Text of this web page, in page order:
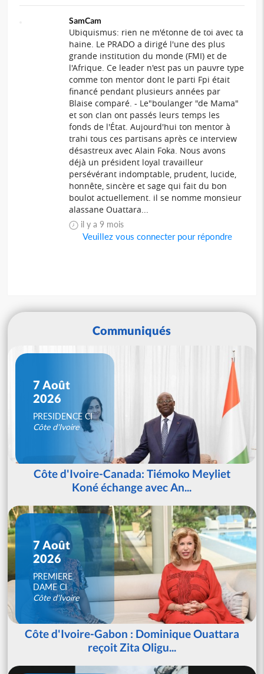
SamCam
Ubiquismus: rien ne m'étonne de toi avec ta
haine. Le PRADO a dirigé l'une des plus
grande institution du monde (FMI) et de
l'Afrique. Ce leader n'est pas un pauvre type
comme ton mentor dont le parti Fpi était
financé pendant plusieurs années par
Blaise comparé. - Le"boulanger "de Mama"
et son clan ont passés leurs temps les
fonds de l'État. Aujourd'hui ton mentor à
trahi tous ces partisans après ce interview
désastreux avec Alain Foka. Nous avons
déjà un président loyal travailleur
persévérant indomptable, prudent, lucide,
honnête, sincère et sage qui fait du bon
boulot actuellement. il se nomme monsieur
alassane Ouattara...
il y a 9 mois
Veuillez vous connecter pour répondre
Communiqués
7 Août
2026
PRESIDENCE CI
Côte d'Ivoire
Côte d'Ivoire-Canada: Tiémoko Meyliet
Koné échange avec An...
7 Août
2026
PREMIERE
DAME CI
Côte d'Ivoire
Côte d'Ivoire-Gabon : Dominique Ouattara
reçoit Zita Oligu...